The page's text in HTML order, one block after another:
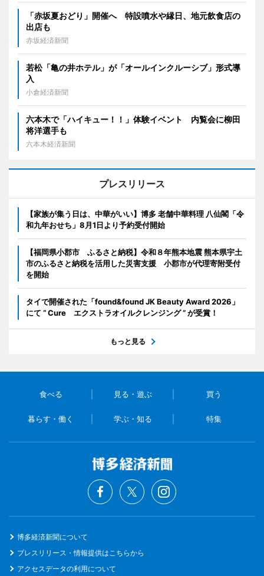
「赤坂夏おどり」開催へ 特設噴水や縁日、地元飲食店の
出店も
赤坂経済新聞
若松「亀の井ホテル」が「オールインクルーシブ」形式導
入
小倉経済新聞
六本木で「ハイキュー！！」体験イベント 内覧会に柳田
将洋選手も
六本木経済新聞
プレスリリース
【家族が集う日は、中華がいい】博多 老舗中華料理 八仙閣「令
和九年おせち」8月1日より予約受付開始
【福岡県小郡市 ふるさと納税】令和８年熊本地震 熊本県宇土
市のふるさと納税を活用した災害支援 小郡市が代理寄附受付
を開始
タイで開催された「found&found JK Beauty Award 2026」
にて “ Cure エクストラオイルクレンジング ” が受賞！
もっと見る
食べる 見る・遊ぶ 買う
暮らす・働く 学ぶ・知る 特集
博多経済新聞について
プレスリリース・情報提供はこちらから
アクセスデータの利用について